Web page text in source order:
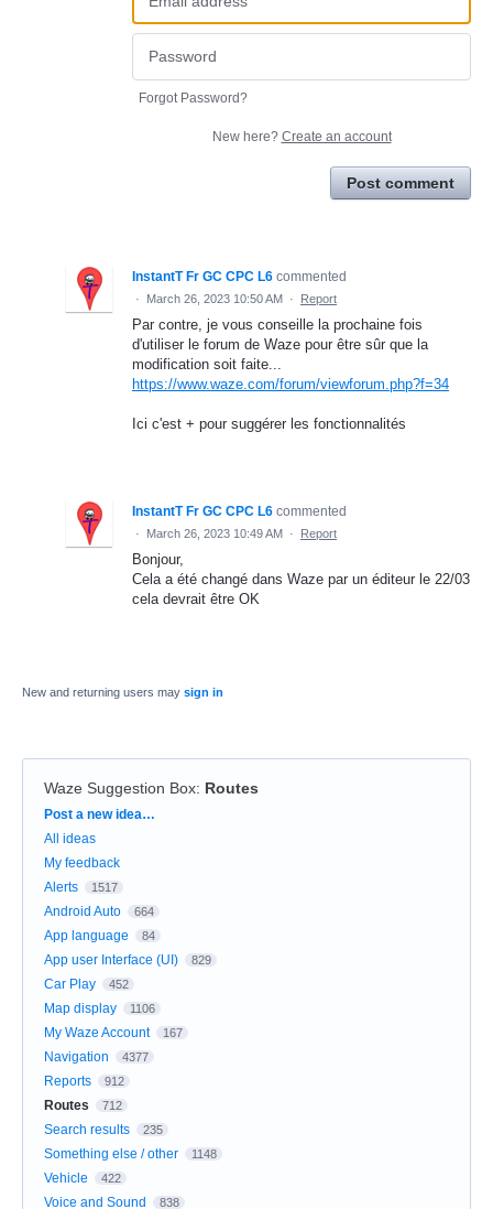
Forgot Password?
New here? Create an account
Post comment
InstantT Fr GC CPC L6 commented
· March 26, 2023 10:50 AM · Report
Par contre, je vous conseille la prochaine fois
d'utiliser le forum de Waze pour être sûr que la
modification soit faite...
https://www.waze.com/forum/viewforum.php?f=34
Ici c'est + pour suggérer les fonctionnalités
InstantT Fr GC CPC L6 commented
· March 26, 2023 10:49 AM · Report
Bonjour,
Cela a été changé dans Waze par un éditeur le 22/03
cela devrait être OK
New and returning users may sign in
Waze Suggestion Box: Routes
Categories
Post a new idea…
All ideas
My feedback
Alerts
1517
Android Auto 664
App language 84
App user Interface (UI) 829
Car Play 452
Map display 1106
My Waze Account 167
Navigation 4377
Reports 912
Routes 712
Search results 235
Something else / other 1148
Vehicle 422
Voice and Sound 838